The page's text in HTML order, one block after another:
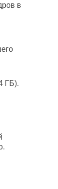
в
ГБ).